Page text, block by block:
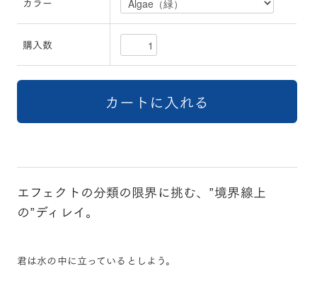
購入数
エフェクトの分類の限界に挑む、”境界線上
の”ディレイ。
君は水の中に立っているとしよう。